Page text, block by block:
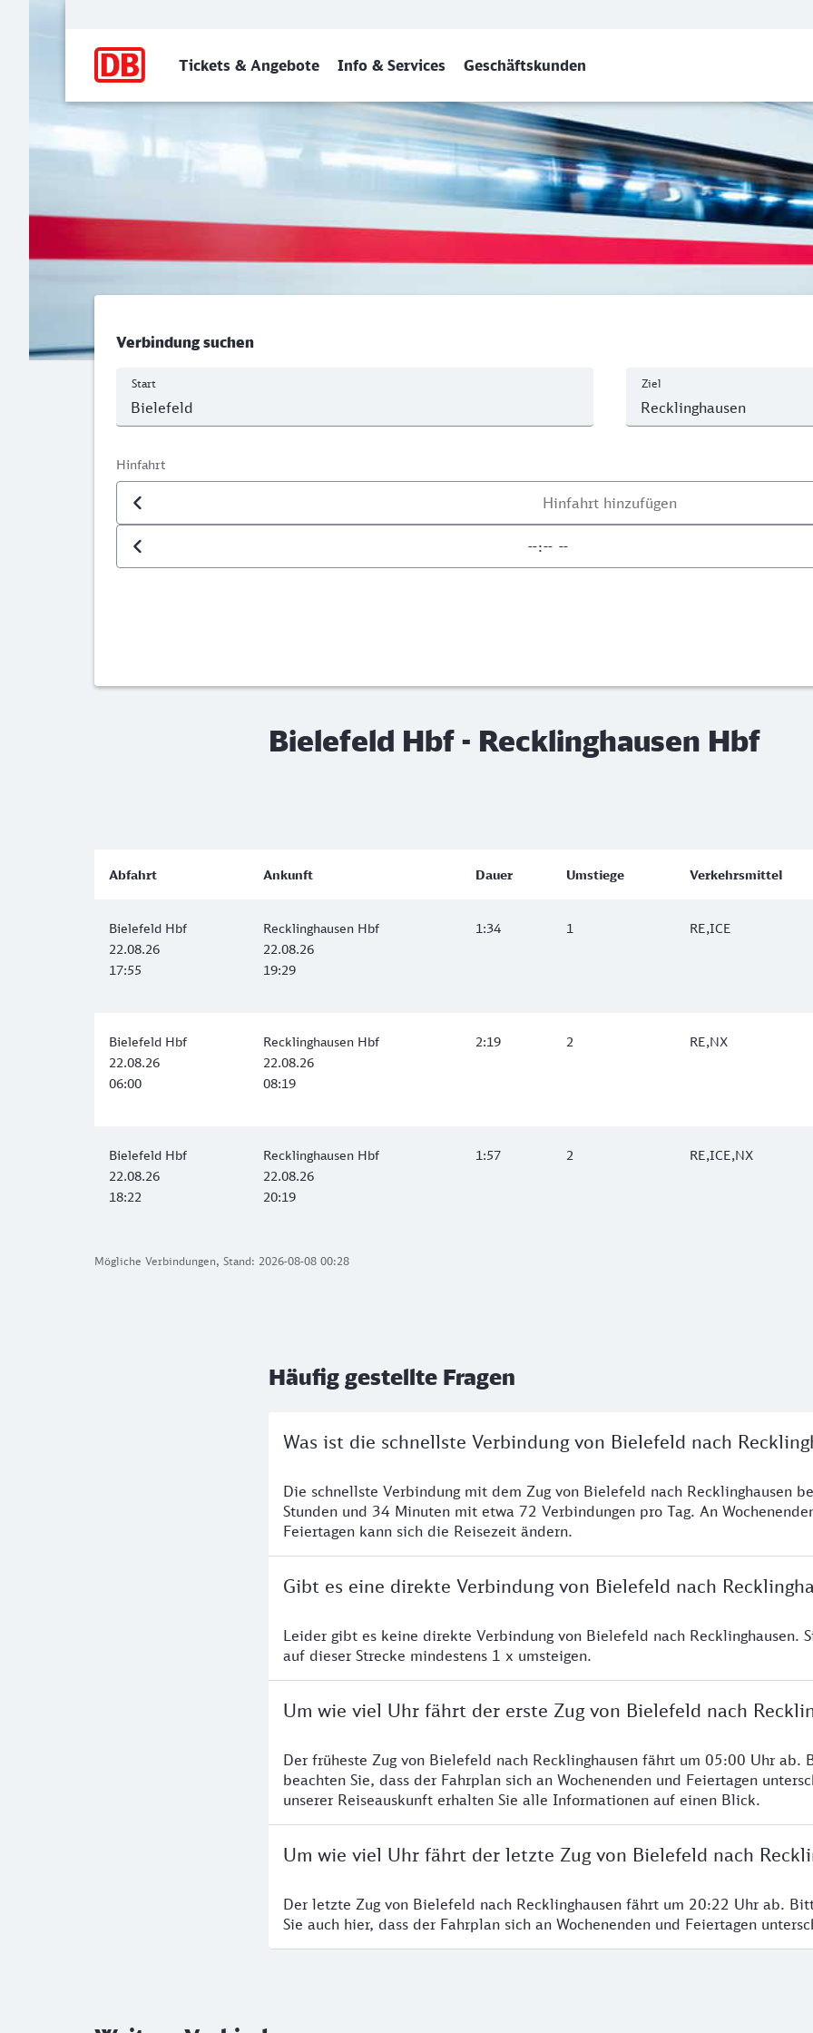
Tickets & Angebote Info & Services Geschäftskunden
Bielefeld Hbf - Recklinghausen Hbf
Verbindung suchen
Start Ziel
Hinfahrt
Datum der Hinfahrt
Uhrzeit der Hinfahrt
Bielefeld Hbf - Recklinghausen Hbf
Mögliche Verbindungen, Stand: 2026-08-08 00:28
Abfahrt Ankunft Dauer Umstiege Verkehrsmittel
Bielefeld Hbf
22.08.26
17:55
Recklinghausen Hbf
22.08.26
19:29
1:34 1 RE,ICE
Bielefeld Hbf
22.08.26
06:00
Recklinghausen Hbf
22.08.26
08:19
2:19 2 RE,NX
Bielefeld Hbf
22.08.26
18:22
Recklinghausen Hbf
22.08.26
20:19
1:57 2 RE,ICE,NX
Häufig gestellte Fragen
Was ist die schnellste Verbindung von Bielefeld nach
Die schnellste Verbindung mit dem Zug von Bielefeld nach Recklinghausen
Stunden und 34 Minuten mit etwa 72 Verbindungen pro Tag. An
Feiertagen kann sich die Reisezeit ändern.
Gibt es eine direkte Verbindung von Bielefeld nach
Leider gibt es keine direkte Verbindung von Bielefeld nach Recklinghausen.
auf dieser Strecke mindestens 1 x umsteigen.
Um wie viel Uhr fährt der erste Zug von Bielefeld nach
Der früheste Zug von Bielefeld nach Recklinghausen fährt um 05:00 Uhr ab.
beachten Sie, dass der Fahrplan sich an Wochenenden und Feiertagen
unserer Reiseauskunft erhalten Sie alle Informationen auf einen Blick.
Um wie viel Uhr fährt der letzte Zug von Bielefeld nach
Der letzte Zug von Bielefeld nach Recklinghausen fährt um 20:22 Uhr ab.
Sie auch hier, dass der Fahrplan sich an Wochenenden und Feiertagen